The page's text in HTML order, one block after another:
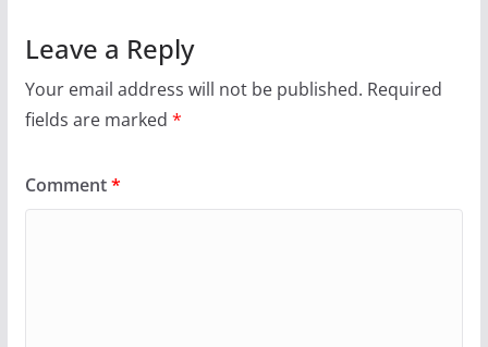
Leave a Reply
Your email address will not be published. Required
fields are marked *
Comment*